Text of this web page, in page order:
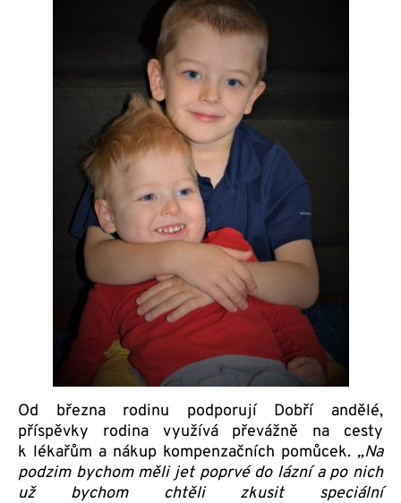
Od března rodinu podporují Dobří andělé,
příspěvky rodina využívá převážně na cesty
k lékařům a nákup kompenzačních pomůcek. „Na
podzim bychom měli jet poprvé do lázní a po nich
už bychom chtěli zkusit speciální